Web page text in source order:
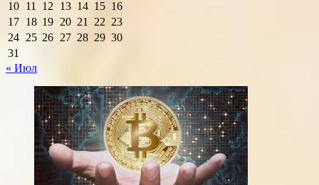
10 11 12 13 14 15 16
17 18 19 20 21 22 23
24 25 26 27 28 29 30
31
« Июл